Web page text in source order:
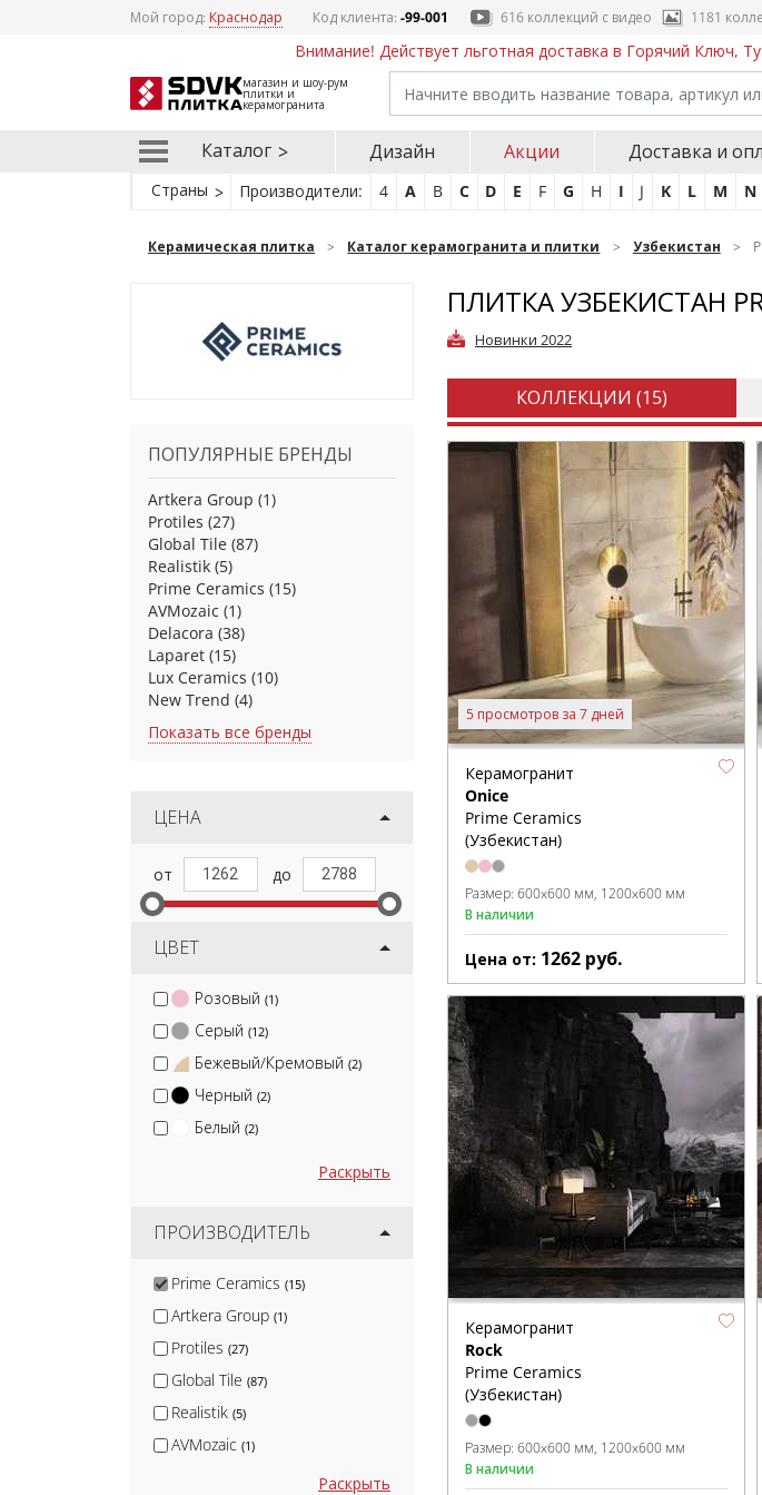
Мой город: Краснодар Код клиента:-99-001 616 коллекций с видео 1181
Внимание! Действует льготная доставка в Горячий Ключ,
магазин и шоу-рум
плитки и
керамогранита
Каталог Дизайн Акции Доставка и
Страны Производители: 4 A B C D E F G H I J K L M N
Керамическая плитка Каталог керамогранита и плитки Узбекистан
ПОПУЛЯРНЫЕ БРЕНДЫ
Artkera Group (1)
Protiles (27)
Global Tile (87)
Realistik (5)
Prime Ceramics (15)
AVMozaic (1)
Delacora (38)
Laparet (15)
Lux Ceramics (10)
New Trend (4)
Показать все бренды
ЦЕНА
ЦВЕТ
Розовый (1)
Серый (12)
Бежевый/Кремовый (2)
Черный (2)
Белый (2)
Раскрыть
ПРОИЗВОДИТЕЛЬ
Prime Ceramics (15)
Artkera Group (1)
Protiles (27)
Global Tile (87)
Realistik (5)
AVMozaic (1)
Раскрыть
ПЛИТКА УЗБЕКИСТАН
Новинки 2022
КОЛЛЕКЦИИ (15)
5 просмотров за 7 дней
Керамогранит
Onice
Prime Ceramics
(Узбекистан)
Размер: 600x600 мм 1200x600 мм
В наличии
Цена от: 1262 руб.
Керамогранит
Rock
Prime Ceramics
(Узбекистан)
Размер: 600x600 мм 1200x600 мм
В наличии